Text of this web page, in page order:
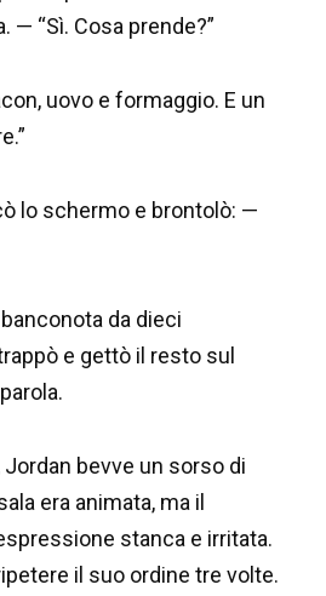
— “Sì. Cosa prende?”
uovo e formaggio. E un
lo schermo e brontolò: —
da dieci
e gettò il resto sul
bevve un sorso di
era animata, ma il
stanca e irritata.
il suo ordine tre volte.